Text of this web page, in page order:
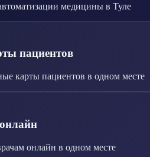
медицины в Туле
пациентов
карты пациентов в одном месте
онлайн в одном месте